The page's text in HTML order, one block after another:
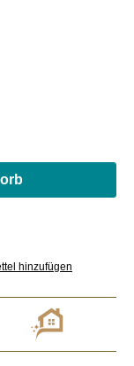
hinzufügen